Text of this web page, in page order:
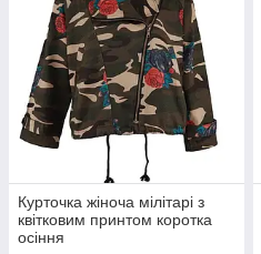
Курточка жіноча мілітарі з
квітковим принтом коротка
осіння